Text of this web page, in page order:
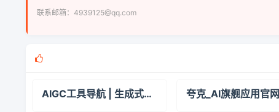
联系邮箱：4939125@qq.com
AIGC工具导航 | 生成式AI工具导航,AIGC公共服务平台官网 夸克_AI旗舰应用官网